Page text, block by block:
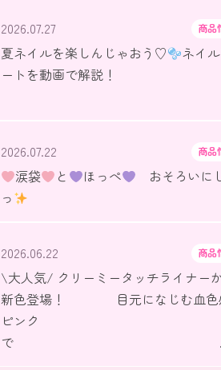
2026.07.27 商品
夏ネイルを楽しんじゃおう♡
ネイ
ートを動画で解説！
2026.07.22 商品
涙袋 と ほっぺ
おそろいに
っ
2026.06.22 商品
\大人気/ クリーミータッチライナー
新色登場！ 目元になじむ血色
ピンク